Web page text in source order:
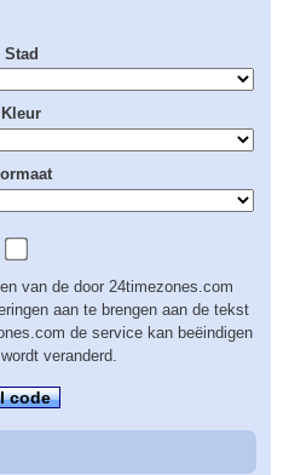
Stad
Kleur
van de door 24timezones.com
aan te brengen aan de tekst
de service kan beëindigen
veranderd.
code